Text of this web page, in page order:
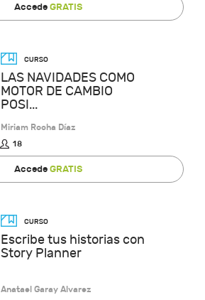
AccedeGRATIS
LAS NAVIDADES COMO
MOTOR DE CAMBIO
POSI...
Miriam Rocha Díaz
18
AccedeGRATIS
Escribe tus historias con
Story Planner
Anatael Garay Alvarez